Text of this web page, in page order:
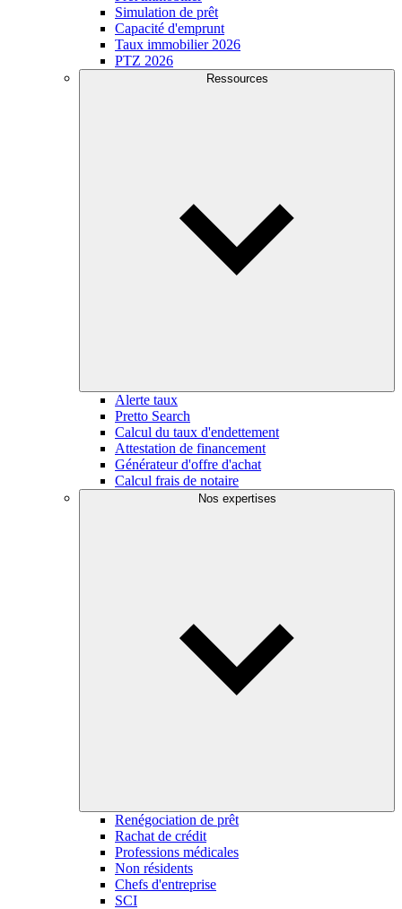
Simulation de prêt
Capacité d'emprunt
Taux immobilier 2026
PTZ 2026
Ressources
Alerte taux
Pretto Search
Calcul du taux d'endettement
Attestation de financement
Générateur d'offre d'achat
Calcul frais de notaire
Nos expertises
Renégociation de prêt
Rachat de crédit
Professions médicales
Non résidents
Chefs d'entreprise
SCI